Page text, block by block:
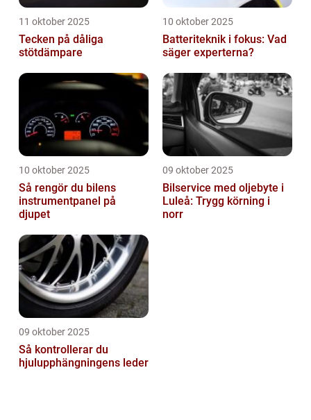
11 oktober 2025
Tecken på dåliga
stötdämpare
10 oktober 2025
Batteriteknik i fokus: Vad
säger experterna?
10 oktober 2025
Så rengör du bilens
instrumentpanel på
djupet
09 oktober 2025
Bilservice med oljebyte i
Luleå: Trygg körning i
norr
09 oktober 2025
Så kontrollerar du
hjulupphängningens leder